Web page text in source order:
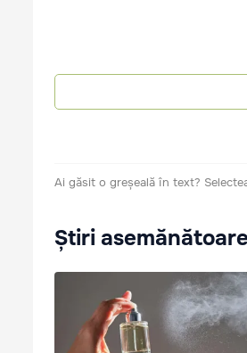
Ai găsit o greșeală în text?
Știri asemănătoare